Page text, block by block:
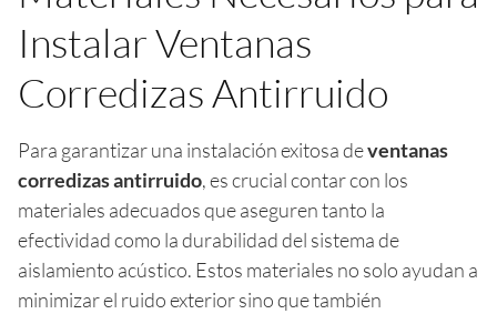
Instalar Ventanas
Corredizas Antirruido
Para garantizar una instalación exitosa deventanas
corredizas antirruido, es crucial contar con los
materiales adecuados que aseguren tanto la
efectividad como la durabilidad del sistema de
aislamiento acústico. Estos materiales no solo ayudan a
minimizar el ruido exterior sino que también